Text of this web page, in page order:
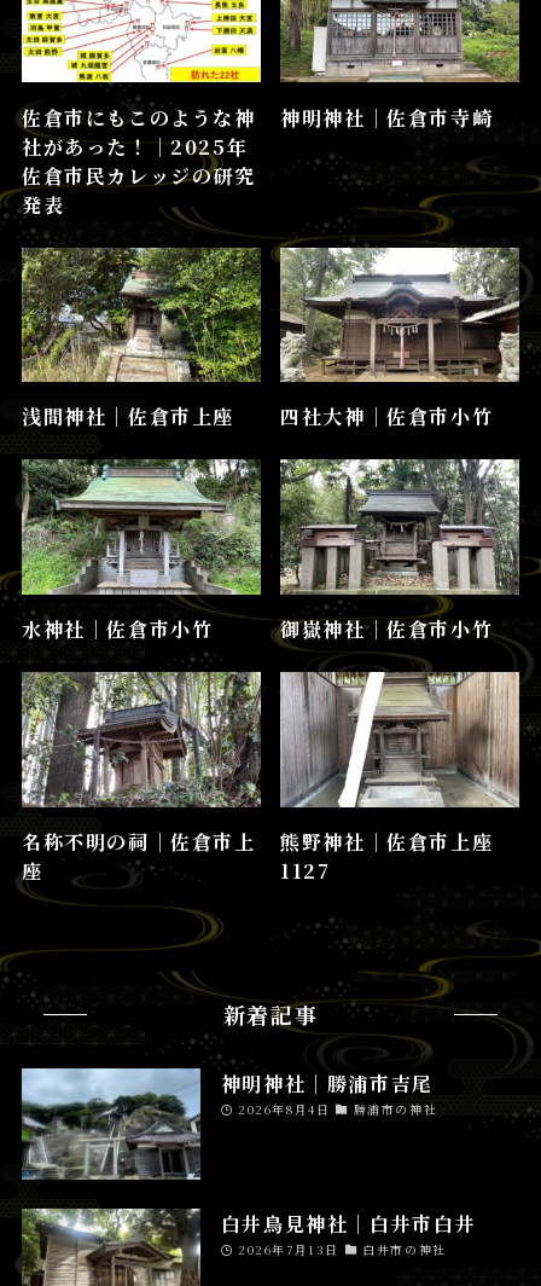
佐倉市にもこのような神
社があった！│2025年
佐倉市民カレッジの研究
発表
神明神社│佐倉市寺崎
浅間神社│佐倉市上座 四社大神│佐倉市小竹
水神社│佐倉市小竹 御嶽神社│佐倉市小竹
名称不明の祠│佐倉市上
座
熊野神社│佐倉市上座
1127
新着記事
神明神社│勝浦市吉尾
2026年8月4日 勝浦市の神社
白井鳥見神社│白井市白井
2026年7月13日 白井市の神社